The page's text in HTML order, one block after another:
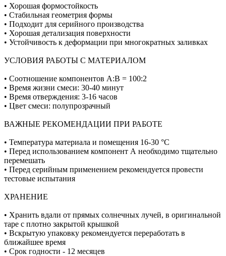
• Хорошая формостойкость
• Стабильная геометрия формы
• Подходит для серийного производства
• Хорошая детализация поверхности
• Устойчивость к деформации при многократных заливках
УСЛОВИЯ РАБОТЫ С МАТЕРИАЛОМ
• Соотношение компонентов А:В = 100:2
• Время жизни смеси: 30-40 минут
• Время отверждения: 3-16 часов
• Цвет смеси: полупрозрачный
ВАЖНЫЕ РЕКОМЕНДАЦИИ ПРИ РАБОТЕ
• Температура материала и помещения 16-30 °C
• Перед использованием компонент А необходимо тщательно
перемешать
• Перед серийным применением рекомендуется провести
тестовые испытания
ХРАНЕНИЕ
• Хранить вдали от прямых солнечных лучей, в оригинальной
таре с плотно закрытой крышкой
• Вскрытую упаковку рекомендуется переработать в
ближайшее время
• Срок годности - 12 месяцев